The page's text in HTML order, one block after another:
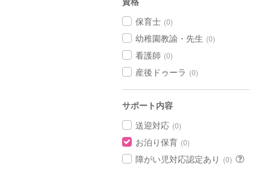
保育士 (0)
幼稚園教諭・先生 (0)
看護師 (0)
産後ドゥーラ (0)
サポート内容
送迎対応 (0)
お泊り保育 (0)
障がい児対応認定あり (0)